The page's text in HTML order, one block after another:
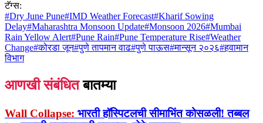
टॅग्स:
#Dry June Pune#IMD Weather Forecast#Kharif Sowing
Delay#Maharashtra Monsoon Update#Monsoon 2026#Mumbai
Rain Yellow Alert#Pune Rain#Pune Temperature Rise#Weather
Change#कोरडा जून#पुणे तापमान वाढ#पुणे पाऊस#मान्सून २०२६#हवामान
विभाग
आणखी संबंधित बातम्या
Wall Collapse: भारती हॉस्पिटलची सीमाभिंत कोसळली! तब्बल